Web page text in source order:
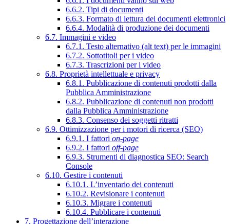
6.6.2. Tipi di documenti
6.6.3. Formato di lettura dei documenti elettronici
6.6.4. Modalità di produzione dei documenti
6.7. Immagini e video
6.7.1. Testo alternativo (alt text) per le immagini
6.7.2. Sottotitoli per i video
6.7.3. Trascrizioni per i video
6.8. Proprietà intellettuale e privacy
6.8.1. Pubblicazione di contenuti prodotti dalla
Pubblica Amministrazione
6.8.2. Pubblicazione di contenuti non prodotti
dalla Pubblica Amministrazione
6.8.3. Consenso dei soggetti ritratti
6.9. Ottimizzazione per i motori di ricerca (SEO)
6.9.1. I fattori on-page
6.9.2. I fattori off-page
6.9.3. Strumenti di diagnostica SEO: Search
Console
6.10. Gestire i contenuti
6.10.1. L’inventario dei contenuti
6.10.2. Revisionare i contenuti
6.10.3. Migrare i contenuti
6.10.4. Pubblicare i contenuti
7. Progettazione dell’interazione